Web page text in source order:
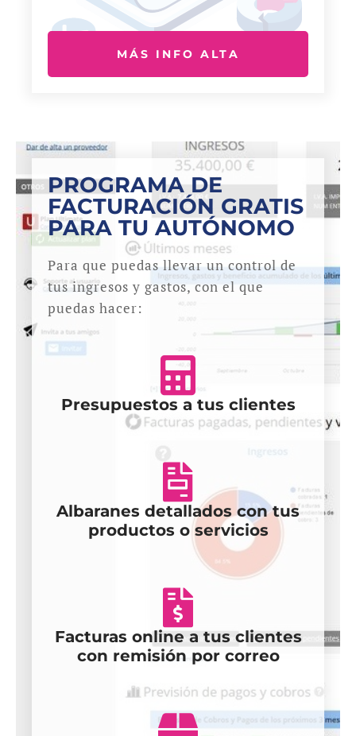
MÁS INFO ALTA
PROGRAMA DE
FACTURACIÓN GRATIS
PARA TU AUTÓNOMO
Para que puedas llevar un control de
tus ingresos y gastos, con el que
puedas hacer:
Presupuestos a tus clientes
Albaranes detallados con tus
productos o servicios
Facturas online a tus clientes
con remisión por correo